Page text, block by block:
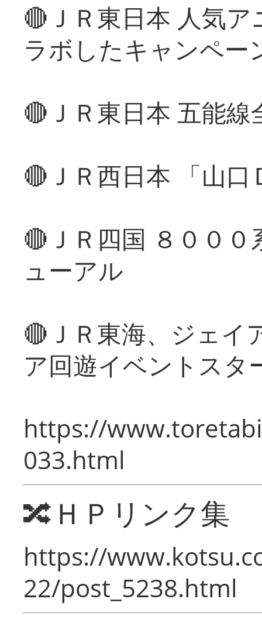
🔴ＪＲ東日本 人気
ラボしたキャンペー
🔴ＪＲ東日本 五能
🔴ＪＲ西日本 「山
🔴ＪＲ四国 ８００
ューアル
🔴ＪＲ東海、ジェイ
ア回遊イベントスタ
https://
033.html
🔀ＨＰリンク集
https://
22/post_5238.html